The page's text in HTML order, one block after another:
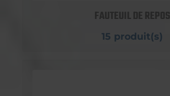
FAUTEUIL DE REPOS
15 produit(s)